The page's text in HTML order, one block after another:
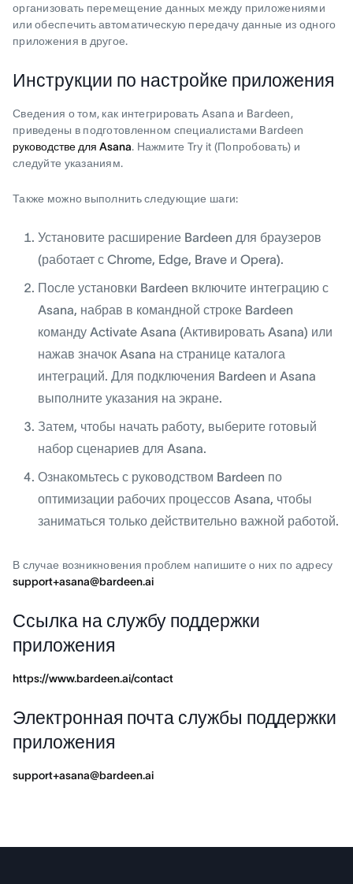
организовать перемещение данных между приложениями
или обеспечить автоматическую передачу данные из одного
приложения в другое.
Инструкции по настройке приложения
Сведения о том, как интегрировать Asana и Bardeen,
приведены в подготовленном специалистами Bardeen
руководстве для Asana. Нажмите Try it (Попробовать) и
следуйте указаниям.
Также можно выполнить следующие шаги:
Установите расширение Bardeen для браузеров
(работает с Chrome, Edge, Brave и Opera).
После установки Bardeen включите интеграцию с
Asana, набрав в командной строке Bardeen
команду Activate Asana (Активировать Asana) или
нажав значок Asana на странице каталога
интеграций. Для подключения Bardeen и Asana
выполните указания на экране.
Затем, чтобы начать работу, выберите готовый
набор сценариев для Asana.
Ознакомьтесь с руководством Bardeen по
оптимизации рабочих процессов Asana, чтобы
заниматься только действительно важной работой.
В случае возникновения проблем напишите о них по адресу
support+asana@bardeen.ai
Ссылка на службу поддержки
приложения
https://www.bardeen.ai/contact
Электронная почта службы поддержки
приложения
support+asana@bardeen.ai